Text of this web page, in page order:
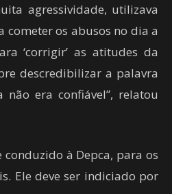
agressividade, utilizava
cometer os abusos no dia a
‘corrigir’ as atitudes da
descredibilizar a palavra
era confiável”, relatou
à Depca, para os
Ele deve ser indiciado por